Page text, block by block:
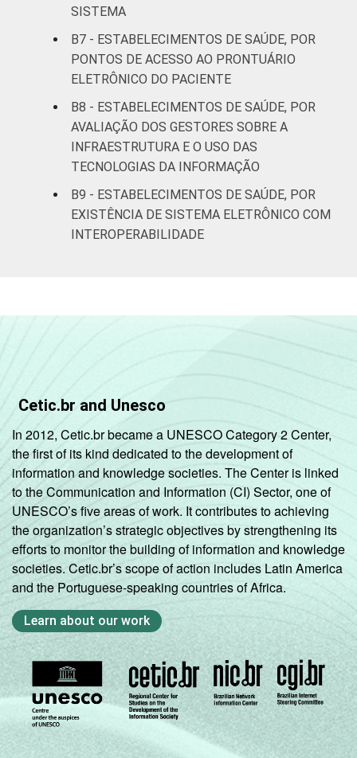
SISTEMA
B7 - ESTABELECIMENTOS DE SAÚDE, POR
PONTOS DE ACESSO AO PRONTUÁRIO
ELETRÔNICO DO PACIENTE
B8 - ESTABELECIMENTOS DE SAÚDE, POR
AVALIAÇÃO DOS GESTORES SOBRE A
INFRAESTRUTURA E O USO DAS
TECNOLOGIAS DA INFORMAÇÃO
B9 - ESTABELECIMENTOS DE SAÚDE, POR
EXISTÊNCIA DE SISTEMA ELETRÔNICO COM
INTEROPERABILIDADE
Cetic.br and Unesco
In 2012, Cetic.br became a UNESCO Category 2 Center,
the first of its kind dedicated to the development of
information and knowledge societies. The Center is linked
to the Communication and Information (CI) Sector, one of
UNESCO’s five areas of work. It contributes to achieving
the organization’s strategic objectives by strengthening its
efforts to monitor the building of information and knowledge
societies. Cetic.br’s scope of action includes Latin America
and the Portuguese-speaking countries of Africa.
Learn about our work